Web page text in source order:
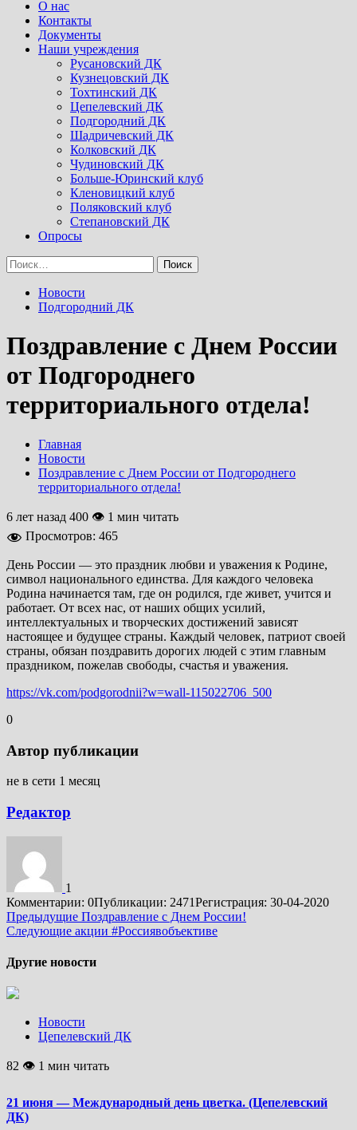
Menu
О нас
Контакты
Документы
Наши учреждения
Русановский ДК
Кузнецовский ДК
Тохтинский ДК
Цепелевский ДК
Подгородний ДК
Шадричевский ДК
Колковский ДК
Чудиновский ДК
Больше-Юринский клуб
Кленовицкий клуб
Поляковский клуб
Степановский ДК
Опросы
Найти:
Новости
Подгородний ДК
Поздравление с Днем России
от Подгороднего
территориального отдела!
Главная
Новости
Поздравление с Днем России от Подгороднего
территориального отдела!
6 лет назад 400 👁 1 мин читать
Просмотров: 465
День России — это праздник любви и уважения к Родине,
символ национального единства. Для каждого человека
Родина начинается там, где он родился, где живет, учится и
работает. От всех нас, от наших общих усилий,
интеллектуальных и творческих достижений зависят
настоящее и будущее страны. Каждый человек, патриот своей
страны, обязан поздравить дорогих людей с этим главным
праздником, пожелав свободы, счастья и уважения.
https://vk.com/podgorodnii?w=wall-115022706_500
0
Автор публикации
не в сети 1 месяц
Редактор
1
Комментарии: 0Публикации: 2471Регистрация: 30-04-2020
Подробнее
Предыдущие Поздравление с Днем России!
Следующие акции #Россиявобъективе
Другие новости
Новости
Цепелевский ДК
82 👁 1 мин читать
21 июня — Международный день цветка. (Цепелевский
ДК)